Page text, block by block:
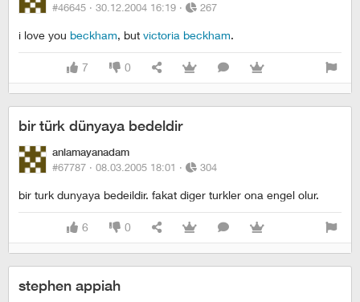
#46645 · 30.12.2004 16:19 · 267
i love you beckham, but victoria beckham.
7 0
bir türk dünyaya bedeldir
anlamayanadam
#67787 · 08.03.2005 18:01 · 304
bir turk dunyaya bedeildir. fakat diger turkler ona engel olur.
6 0
stephen appiah